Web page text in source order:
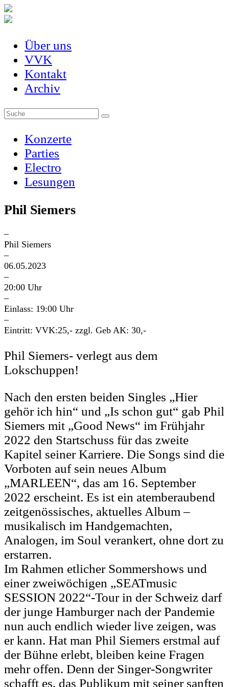
Über uns
VVK
Kontakt
Archiv
Konzerte
Parties
Electro
Lesungen
Phil Siemers
–
Phil Siemers
–
06.05.2023
–
20:00 Uhr
–
Einlass: 19:00 Uhr
–
Eintritt: VVK:25,- zzgl. Geb AK: 30,-
Phil Siemers- verlegt aus dem
Lokschuppen!
Nach den ersten beiden Singles „Hier
gehör ich hin“ und „Is schon gut“ gab Phil
Siemers mit „Good News“ im Frühjahr
2022 den Startschuss für das zweite
Kapitel seiner Karriere. Die Songs sind die
Vorboten auf sein neues Album
„MARLEEN“, das am 16. September
2022 erscheint. Es ist ein atemberaubend
zeitgenössisches, aktuelles Album –
musikalisch im Handgemachten,
Analogen, im Soul verankert, ohne dort zu
erstarren.
Im Rahmen etlicher Sommershows und
einer zweiwöchigen „SEATmusic
SESSION 2022“-Tour in der Schweiz darf
der junge Hamburger nach der Pandemie
nun auch endlich wieder live zeigen, was
er kann. Hat man Phil Siemers erstmal auf
der Bühne erlebt, bleiben keine Fragen
mehr offen. Denn der Singer-Songwriter
schafft es, das Publikum mit seiner sanften